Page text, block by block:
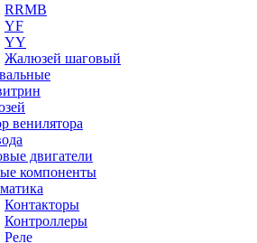
RRMB
YF
YY
Жалюзей шаговый
венилятора
двигатели
компоненты
Контакторы
Контроллеры
Реле